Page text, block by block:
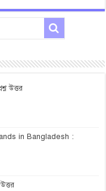
উত্তর
in Bangladesh :